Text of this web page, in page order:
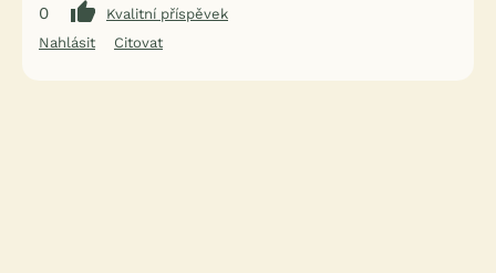
0
Kvalitní příspěvek
Nahlásit
Citovat